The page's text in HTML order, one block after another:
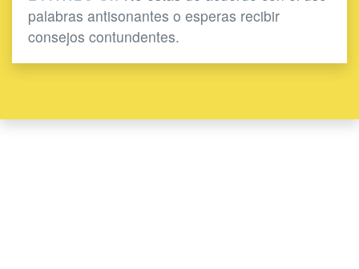
palabras antisonantes o esperas recibir
consejos contundentes.